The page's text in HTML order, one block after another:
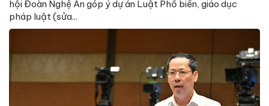
hội Đoàn Nghệ An góp ý dự án Luật Phổ biến, giáo dục
pháp luật (sửa...